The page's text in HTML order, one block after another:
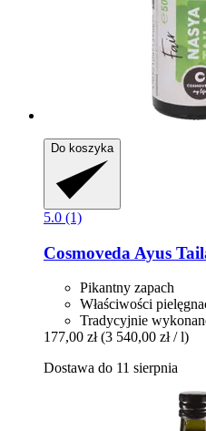
Do koszyka
5.0 (1)
Cosmoveda Ayus
Pikantny zapach
Właściwości
Tradycyjnie
177,00 zł (3 540,00 zł / l)
Dostawa do 11 sierpnia